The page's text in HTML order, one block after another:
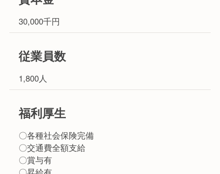
30,000千円
従業員数
1,800人
福利厚生
〇各種社会保険完備
〇交通費全額支給
〇賞与有